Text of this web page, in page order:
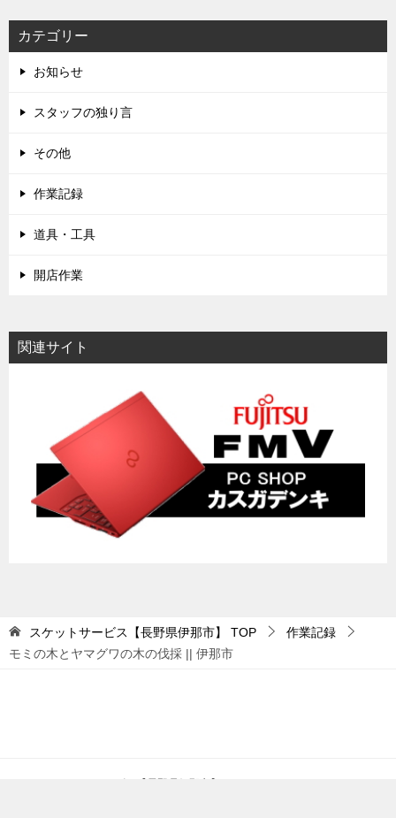
カテゴリー
お知らせ
スタッフの独り言
その他
作業記録
道具・工具
開店作業
関連サイト
スケットサービス【長野県伊那市】 TOP
作業記録
モミの木とヤマグワの木の伐採 || 伊那市
© 2026 スケットサービス【長野県伊那市】